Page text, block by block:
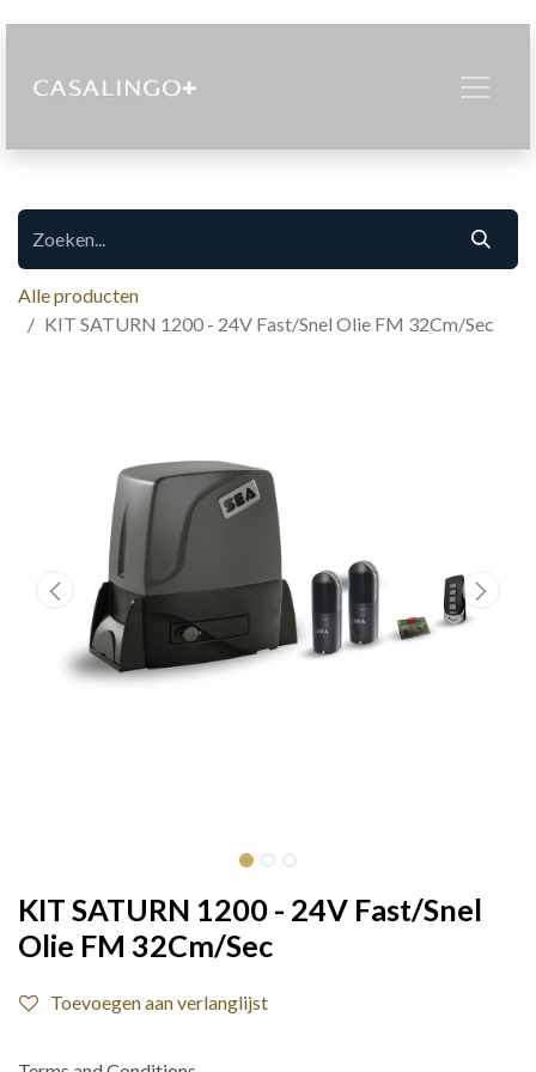
Alle producten
KIT SATURN 1200 - 24V Fast/Snel Olie FM 32Cm/Sec
KIT SATURN 1200 - 24V Fast/Snel
Olie FM 32Cm/Sec
Toevoegen aan verlanglijst